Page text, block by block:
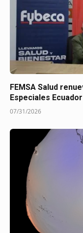
FEMSA Salud
Especiales
07/31/2026